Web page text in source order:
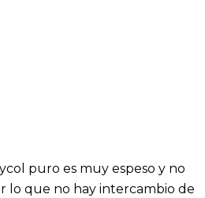
puro es muy espeso y no
lo que no hay intercambio de